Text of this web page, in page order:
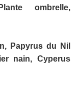
ombrelle,
Papyrus du Nil
nain, Cyperus